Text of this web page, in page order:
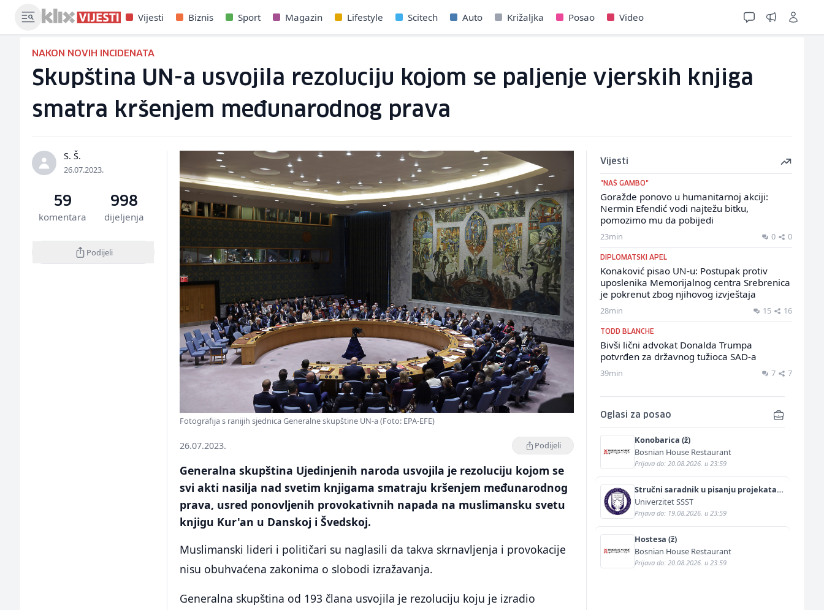
Vijesti Biznis Sport Magazin Lifestyle Scitech Auto Križaljka Posao Video
NAKON NOVIH INCIDENATA
Skupština UN-a usvojila rezoluciju kojom se paljenje vjerskih knjiga
smatra kršenjem međunarodnog prava
S. Š.
26.07.2023.
59
komentara
998
dijeljenja
Podijeli
Fotografija s ranijih sjednica Generalne skupštine UN-a (Foto: EPA-EFE)
26.07.2023. Podijeli
Generalna skupština Ujedinjenih naroda usvojila je rezoluciju kojom se
svi akti nasilja nad svetim knjigama smatraju kršenjem međunarodnog
prava, usred ponovljenih provokativnih napada na muslimansku svetu
knjigu Kur'an u Danskoj i Švedskoj.
Muslimanski lideri i političari su naglasili da takva skrnavljenja i provokacije
nisu obuhvaćena zakonima o slobodi izražavanja.
Generalna skupština od 193 člana usvojila je rezoluciju koju je izradio
Vijesti
"NAŠ GAMBO"
Goražde ponovo u humanitarnoj akciji:
Nermin Efendić vodi najtežu bitku,
pomozimo mu da pobijedi
23min 0 0
DIPLOMATSKI APEL
Konaković pisao UN-u: Postupak protiv
uposlenika Memorijalnog centra Srebrenica
je pokrenut zbog njihovog izvještaja
28min 15 16
TODD BLANCHE
Bivši lični advokat Donalda Trumpa
potvrđen za državnog tužioca SAD-a
39min 7 7
Oglasi za posao
Konobarica (ž)
Bosnian House Restaurant
Prijava do: 20.08.2026. u 23:59
Stručni saradnik u pisanju projekata
(m/ž)
Univerzitet SSST
Prijava do: 19.08.2026. u 23:59
Hostesa (ž)
Bosnian House Restaurant
Prijava do: 20.08.2026. u 23:59